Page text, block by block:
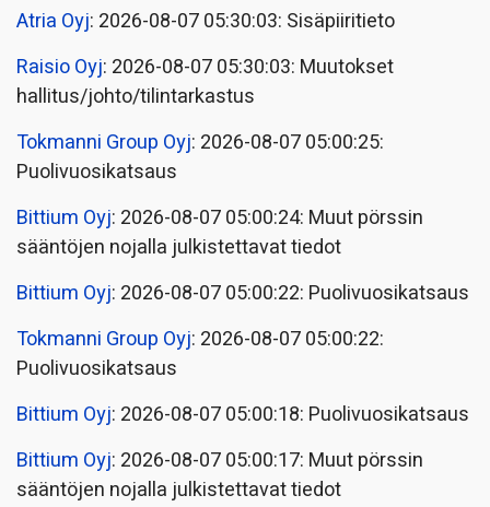
Atria Oyj: 2026-08-07 05:30:03: Sisäpiiritieto
Raisio Oyj: 2026-08-07 05:30:03: Muutokset
hallitus/johto/tilintarkastus
Tokmanni Group Oyj: 2026-08-07 05:00:25:
Puolivuosikatsaus
Bittium Oyj: 2026-08-07 05:00:24: Muut pörssin
sääntöjen nojalla julkistettavat tiedot
Bittium Oyj: 2026-08-07 05:00:22: Puolivuosikatsaus
Tokmanni Group Oyj: 2026-08-07 05:00:22:
Puolivuosikatsaus
Bittium Oyj: 2026-08-07 05:00:18: Puolivuosikatsaus
Bittium Oyj: 2026-08-07 05:00:17: Muut pörssin
sääntöjen nojalla julkistettavat tiedot